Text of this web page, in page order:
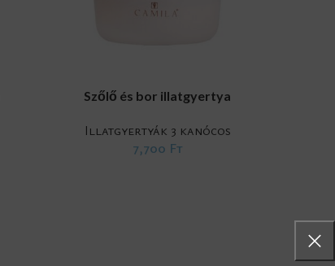
ADD TO CARTSzőlő és bor illatgyertya
Illatgyertyák 3 kanócos
7,700 Ft